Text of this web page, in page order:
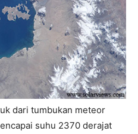
dari tumbukan meteor
suhu 2370 derajat